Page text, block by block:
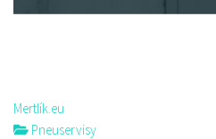
Mertlík.eu
Pneuservisy